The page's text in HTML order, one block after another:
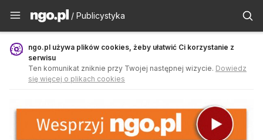
Publicystyka - ngo.pl
/ Publicystyka
ngo.pl używa plików cookies, żeby ułatwić Ci korzystanie z
serwisu
Ten komunikat zniknie przy Twojej następnej wizycie. Dowiedz
się więcej o plikach cookies